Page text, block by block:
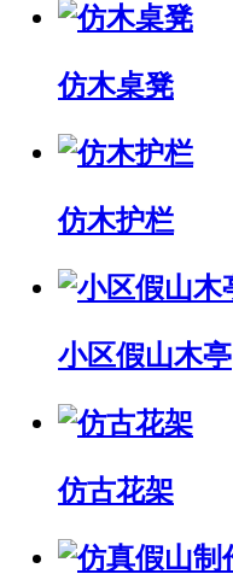
仿木桌凳
仿木护栏
小区假山木亭
仿古花架